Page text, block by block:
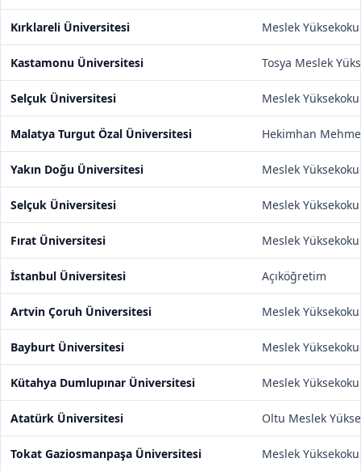
Kırklareli Üniversitesi Meslek
Kastamonu Üniversitesi Tosya Meslek
Selçuk Üniversitesi Meslek
Malatya Turgut Özal Üniversitesi Hekimhan
Yakın Doğu Üniversitesi Meslek
Selçuk Üniversitesi Meslek
Fırat Üniversitesi Meslek
İstanbul Üniversitesi Açıköğretim
Artvin Çoruh Üniversitesi Meslek
Bayburt Üniversitesi Meslek
Kütahya Dumlupınar Üniversitesi Meslek
Atatürk Üniversitesi Oltu Meslek
Tokat Gaziosmanpaşa Üniversitesi Meslek